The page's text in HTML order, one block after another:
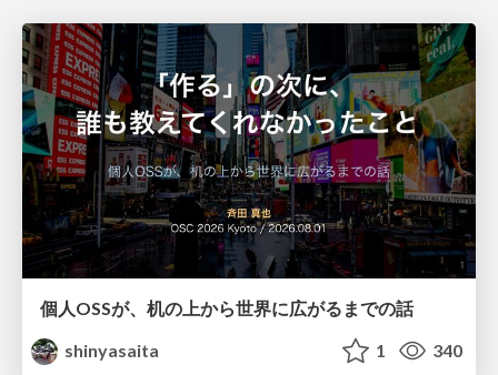
個人OSSが、机の上から世界に広がるまでの話
shinyasaita
1 340